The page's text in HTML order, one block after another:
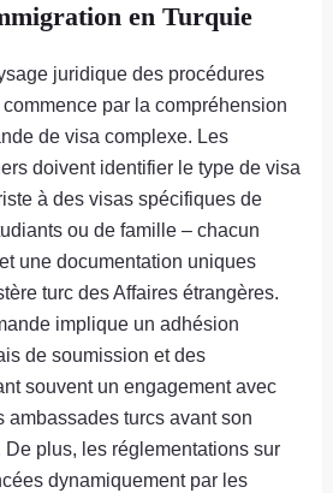
en Turquie
juridique des procédures
par la compréhension
de visa complexe. Les
doivent identifier le type de visa
à des visas spécifiques de
ou de famille – chacun
une documentation uniques
turc des Affaires étrangères.
implique un adhésion
de soumission et des
souvent un engagement avec
ambassades turcs avant son
plus, les réglementations sur
dynamiquement par les